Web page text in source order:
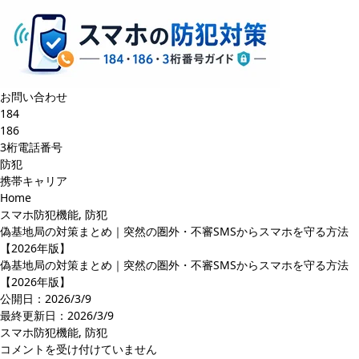
お問い合わせ
184
186
3桁電話番号
防犯
携帯キャリア
Home
スマホ防犯機能, 防犯
偽基地局の対策まとめ｜突然の圏外・不審SMSからスマホを守る方法
【2026年版】
偽基地局の対策まとめ｜突然の圏外・不審SMSからスマホを守る方法
【2026年版】
公開日：2026/3/9
最終更新日： 2026/3/9
スマホ防犯機能, 防犯
偽
コメントを受け付けていません